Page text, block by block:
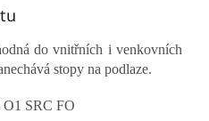
do vnitřních i venkovních
stopy na podlaze.
SRC FO